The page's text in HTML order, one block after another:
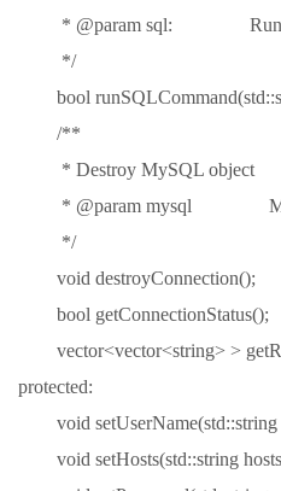
* @param sql:
*/
bool
/**
* Destroy MySQL object
* @param mysql
*/
void destroyConnection();
bool getConnectionStatus();
vector<vector<string> >
protected:
void setUserName(std::string
void setHosts(std::string